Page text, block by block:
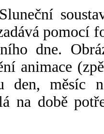
pomocí
dne.
animace
den, měsíc
na době